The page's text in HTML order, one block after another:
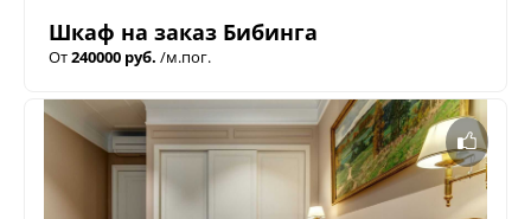
Шкаф на заказ Бибинга
От240000 руб. /м.пог.